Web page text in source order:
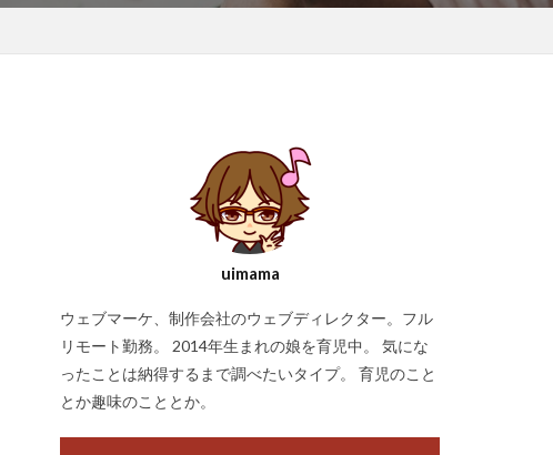
uimama
ウェブマーケ、制作会社のウェブディレクター。フル
リモート勤務。 2014年生まれの娘を育児中。 気にな
ったことは納得するまで調べたいタイプ。 育児のこと
とか趣味のこととか。